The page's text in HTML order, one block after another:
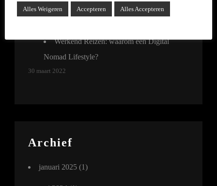
Schetsontwerp!
Werkend Reizen: waarom een Digital
Nomad Lifestyle?
30 maart 2022
Archief
januari 2025 (1)
Alles Weigeren Accepteren Alles Accepteren